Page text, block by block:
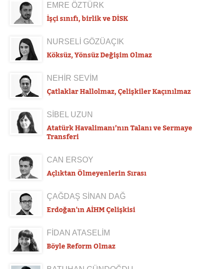
EMRE ÖZTÜRK
İşçi sınıfı, birlik ve DİSK
NURSELİ GÖZÜAÇIK
Köksüz, Yönsüz Değişim Olmaz
NEHİR SEVİM
Çatlaklar Hallolmaz, Çelişkiler Kaçınılmaz
SİBEL UZUN
Atatürk Havalimanı’nın Talanı ve Sermaye
Transferi
CAN ERSOY
Açlıktan Ölmeyenlerin Sırası
ÇAĞDAŞ SİNAN DAĞ
Erdoğan'ın AİHM Çelişkisi
FİDAN ATASELİM
Böyle Reform Olmaz